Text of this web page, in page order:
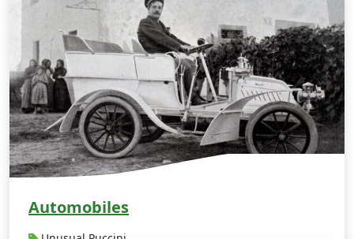
Automobiles